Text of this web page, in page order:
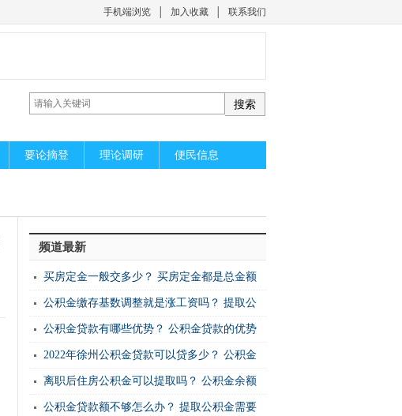
手机端浏览 加入收藏 联系我们
要论摘登 理论调研 便民信息
频道最新
买房定金一般交多少？ 买房定金都是总金额
公积金缴存基数调整就是涨工资吗？ 提取公
公积金贷款有哪些优势？ 公积金贷款的优势
2022年徐州公积金贷款可以贷多少？ 公积金
离职后住房公积金可以提取吗？ 公积金余额
公积金贷款额不够怎么办？ 提取公积金需要